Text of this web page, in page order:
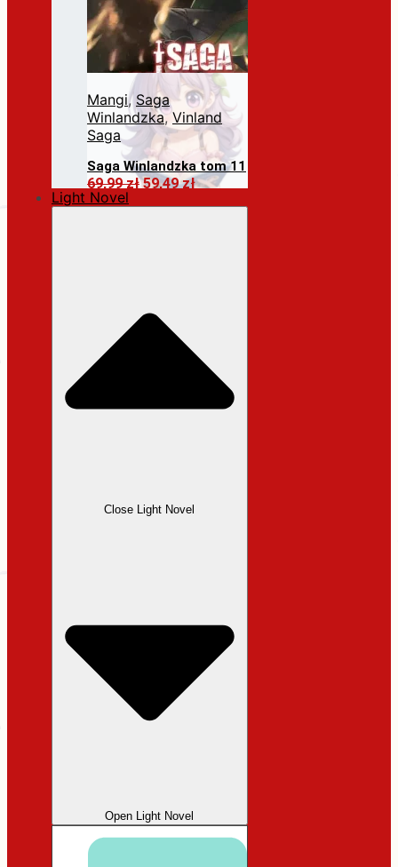
Mangi, Saga
Winlandzka, Vinland
Saga
Saga Winlandzka tom 11
69,99złPierwotna
59,49złAktualna
Dodaj do koszyka
Light Novel
Close Light Novel
Open Light Novel